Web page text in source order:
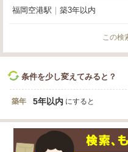
福岡空港駅 築3年以内
この検
条件を少し変えてみると？
築年 5年以内 にすると